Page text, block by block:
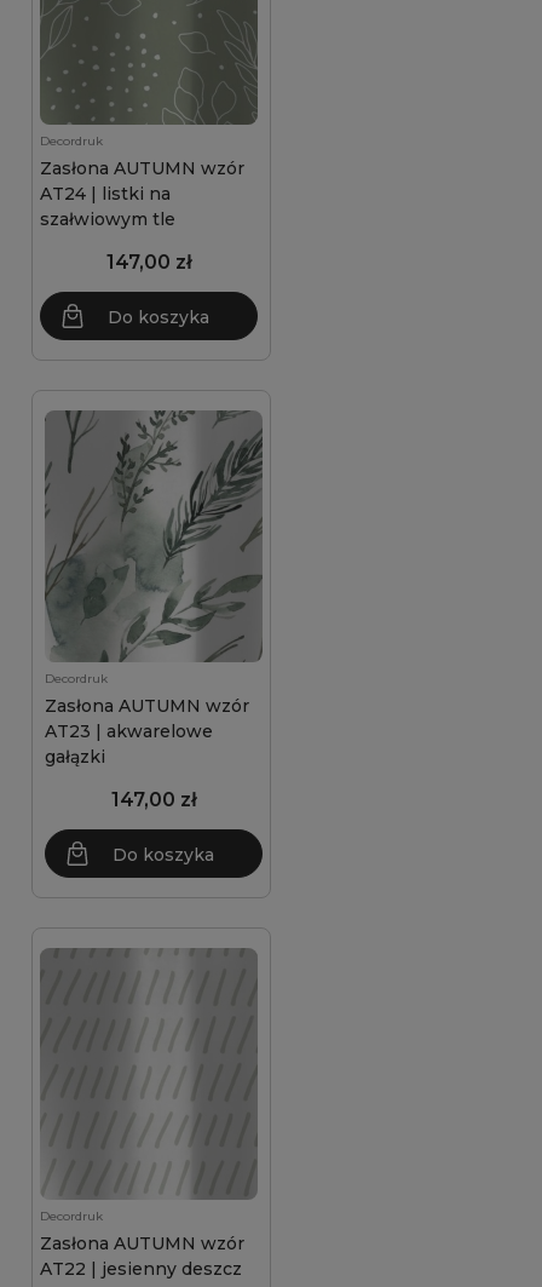
Decordruk
Zasłona AUTUMN wzór
AT24 | listki na
szałwiowym tle
147,00 zł
Do koszyka
Decordruk
Zasłona AUTUMN wzór
AT23 | akwarelowe
gałązki
147,00 zł
Do koszyka
Decordruk
Zasłona AUTUMN wzór
AT22 | jesienny deszcz